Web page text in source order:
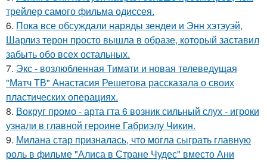
трейлер самого фильма одиссея.
6. Пока все обсуждали наряды зендеи и Энн хэтэуэй,
Шарлиз терон просто вышла в образе, который заставил
забыть обо всех остальных.
7. Экс - возлюбленная Тимати и новая телеведущая
"Матч ТВ" Анастасия Решетова рассказала о своих
пластических операциях.
8. Вокруг промо - арта гта 6 возник сильный слух - игроки
узнали в главной героине Габриэлу Чикин.
9. Милана стар призналась, что могла сыграть главную
роль в фильме "Алиса в Стране Чудес" вместо Ани